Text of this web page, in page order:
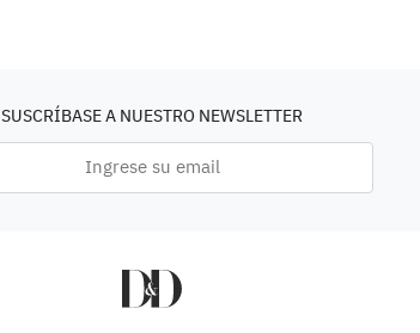
SUSCRÍBASE A NUESTRO NEWSLETTER